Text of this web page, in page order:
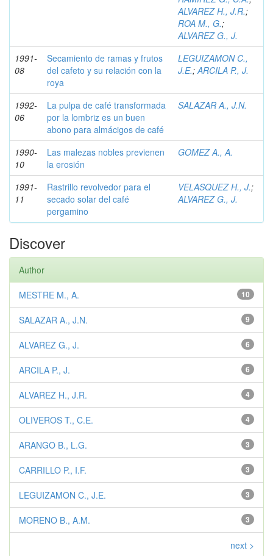
ALVAREZ H., J.R.;
ROA M., G.;
ALVAREZ G., J.
1991-
08
Secamiento de ramas y frutos
del cafeto y su relación con la
roya
LEGUIZAMON C.,
J.E.;ARCILA P., J.
1992-
06
La pulpa de café transformada
por la lombriz es un buen
abono para almácigos de café
SALAZAR A., J.N.
1990-
10
Las malezas nobles previenen
la erosión
GOMEZ A., A.
1991-
11
Rastrillo revolvedor para el
secado solar del café
pergamino
VELASQUEZ H., J.;
ALVAREZ G., J.
Discover
Author
10
MESTRE M., A.
9
SALAZAR A., J.N.
6
ALVAREZ G., J.
6
ARCILA P., J.
4
ALVAREZ H., J.R.
4
OLIVEROS T., C.E.
3
ARANGO B., L.G.
3
CARRILLO P., I.F.
3
LEGUIZAMON C., J.E.
3
MORENO B., A.M.
next >